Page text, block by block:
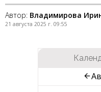
Автор: Владимирова
21 августа 2025 г. 09:55